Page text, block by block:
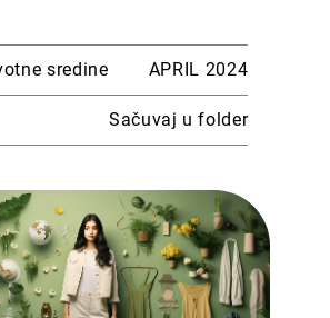
sredine APRIL 2024
Sačuvaj u folder